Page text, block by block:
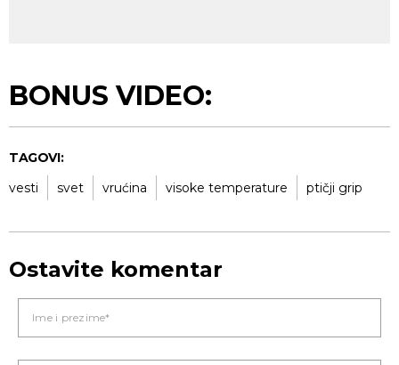
BONUS VIDEO:
TAGOVI:
vesti
svet vrućina visoke temperature ptičji grip
Ostavite komentar